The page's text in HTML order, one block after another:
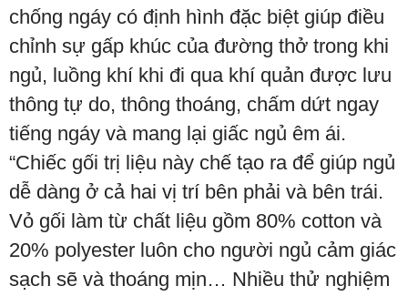
chống ngáy có định hình đặc biệt giúp điều
chỉnh sự gấp khúc của đường thở trong khi
ngủ, luồng khí khi đi qua khí quản được lưu
thông tự do, thông thoáng, chấm dứt ngay
tiếng ngáy và mang lại giấc ngủ êm ái.
“Chiếc gối trị liệu này chế tạo ra để giúp ngủ
dễ dàng ở cả hai vị trí bên phải và bên trái.
Vỏ gối làm từ chất liệu gồm 80% cotton và
20% polyester luôn cho người ngủ cảm giác
sạch sẽ và thoáng mịn… Nhiều thử nghiệm